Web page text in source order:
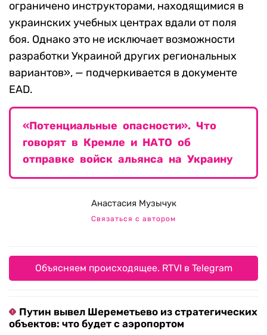
ограничено инструкторами, находящимися в
украинских учебных центрах вдали от поля
боя. Однако это не исключает возможности
разработки Украиной других региональных
вариантов», — подчеркивается в документе
EAD.
«Потенциальные опасности». Что
говорят в Кремле и НАТО об
отправке войск альянса на Украину
Анастасия Музычук
Связаться с автором
Объясняем происходящее. RTVI в Telegram
Путин вывел Шереметьево из стратегических
объектов: что будет с аэропортом